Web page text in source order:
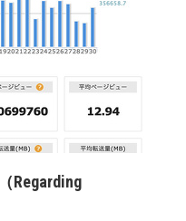
Regarding